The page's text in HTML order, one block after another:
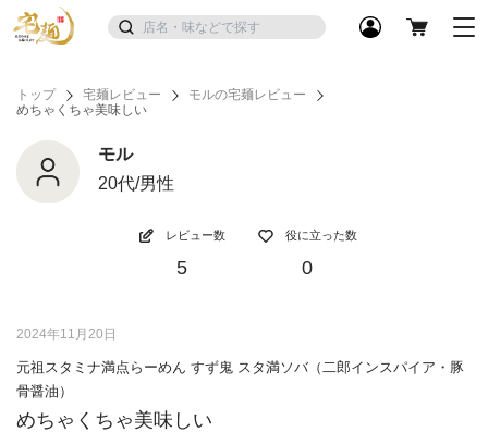
トップ 宅麺レビュー
モルの宅麺レビュー
めちゃくちゃ美味しい
モル
20代/男性
レビュー数
5
役に立った数
0
2024年11月20日
元祖スタミナ満点らーめん すず鬼 スタ満ソバ（二郎インスパイア・豚
骨醤油）
めちゃくちゃ美味しい